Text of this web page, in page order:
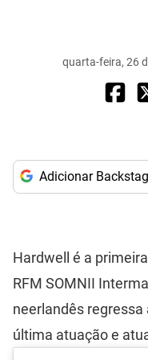
quarta-feira, 26
Adicionar
Hardwell é a
RFM SOMNII
neerlandês
última atuação e